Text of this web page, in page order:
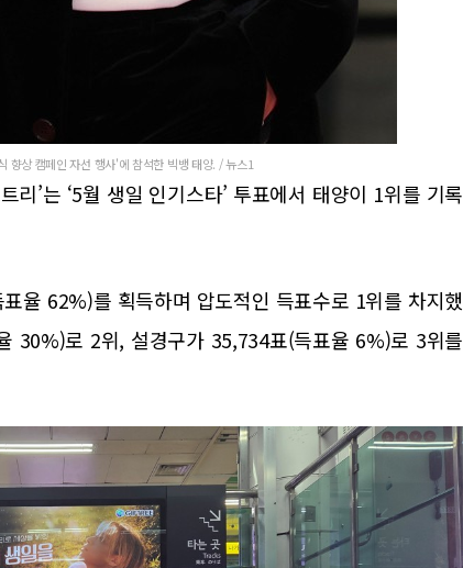
향상 캠페인 자선 행사'에 참석한 빅뱅 태양. / 뉴스1
리’는 ‘5월 생일 인기스타’ 투표에서 태양이 1위를 기록
율 62%)를 획득하며 압도적인 득표수로 1위를 차지했
30%)로 2위, 설경구가 35,734표(득표율 6%)로 3위를